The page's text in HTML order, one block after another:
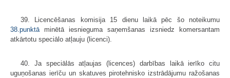
39. Licencēšanas komisija 15 dienu laikā pēc šo noteikumu
38.punktā minētā iesnieguma saņemšanas izsniedz komersantam
atkārtotu speciālo atļauju (licenci).
40. Ja speciālās atļaujas (licences) darbības laikā ierīko citu
uguņošanas ierīču un skatuves pirotehnisko izstrādājumu ražošanas